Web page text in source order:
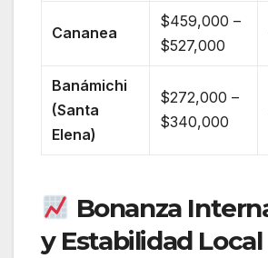
Cananea
$459,000 –
$527,000
Banámichi
(Santa
Elena)
$272,000 –
$340,000
Bonanza
y Estabilidad Local